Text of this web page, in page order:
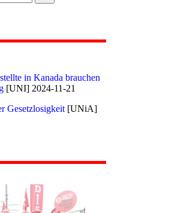
in Kanada brauchen
[UNI] 2024-11-21
Gesetzlosigkeit [UNiA]